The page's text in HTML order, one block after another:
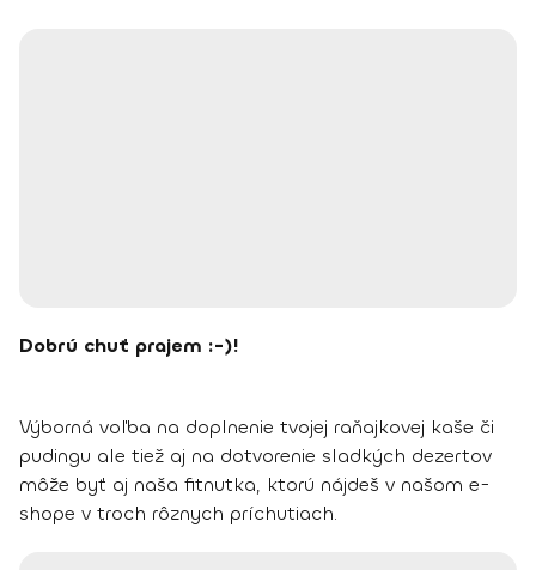
Dobrú chuť prajem :-)!
Výborná voľba na doplnenie tvojej raňajkovej kaše či
pudingu ale tiež aj na dotvorenie sladkých dezertov
môže byť aj naša fitnutka, ktorú nájdeš v našom e-
shope v troch rôznych príchutiach.